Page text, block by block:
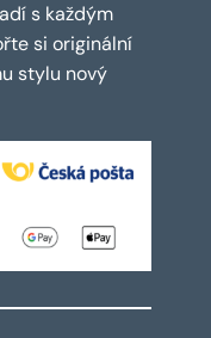
s každým
si originální
stylu nový